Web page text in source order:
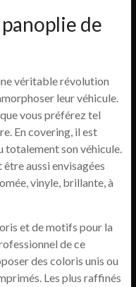
de
véritable révolution
leur véhicule.
vous préférez tel
En covering, il est
totalement son véhicule.
aussi envisagées
vinyle, brillante, à
et de motifs pour la
de ce
des coloris unis ou
Les plus raffinés